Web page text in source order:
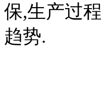
保,生产过
趋势.